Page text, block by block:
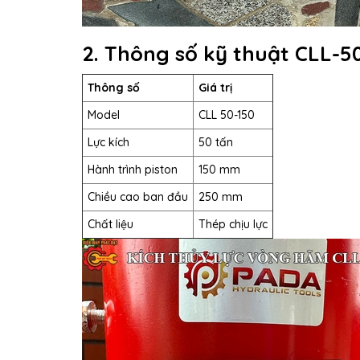
2. Thông số kỹ thuật CLL-
Thông số
Giá trị
Model
CLL 50-150
Lực kích
50 tấn
Hành trình piston
150 mm
Chiều cao ban đầu
250 mm
Chất liệu
Thép chịu lực